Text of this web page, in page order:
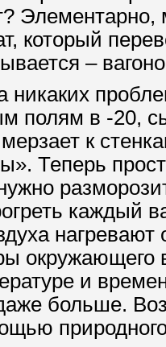
который
–
никаких
полям в -20,
к
Теперь
каждый
окружающего
и
больше.